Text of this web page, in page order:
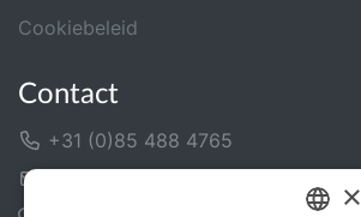
Cookiebeleid
Contact
+31 (0)85 488 4765
×